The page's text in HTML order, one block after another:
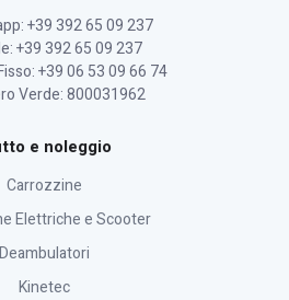
+39 392 65 09 237
+39 392 65 09 237
+39 06 53 09 66 74
Verde: 800031962
e noleggio
Carrozzine
Elettriche e Scooter
Deambulatori
Kinetec